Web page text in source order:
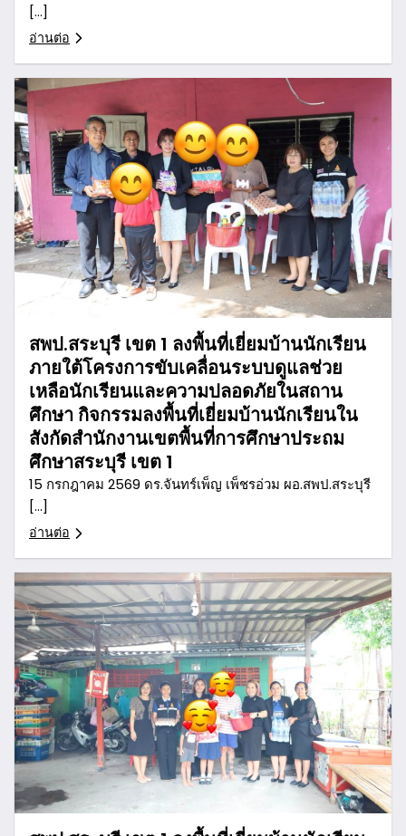
[…]
อ่านต่อ
สพป.สระบุรี เขต 1 ลงพื้นที่เยี่ยมบ้านนักเรียน
ภายใต้โครงการขับเคลื่อนระบบดูแลช่วย
เหลือนักเรียนและความปลอดภัยในสถาน
ศึกษา กิจกรรมลงพื้นที่เยี่ยมบ้านนักเรียนใน
สังกัดสำนักงานเขตพื้นที่การศึกษาประถม
ศึกษาสระบุรี เขต 1
15 กรกฎาคม 2569 ดร.จันทร์เพ็ญ เพ็ชรอ่วม ผอ.สพป.สระบุรี
[…]
อ่านต่อ